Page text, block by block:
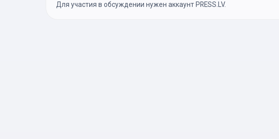
Для участия в обсуждении нужен аккаунт PRESS.LV.